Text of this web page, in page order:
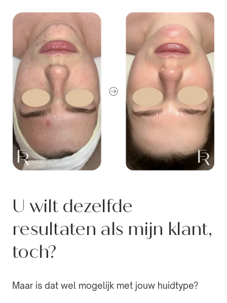
U wilt dezelfde
resultaten als mijn klant,
toch?
Maar is dat wel mogelijk met jouw huidtype?